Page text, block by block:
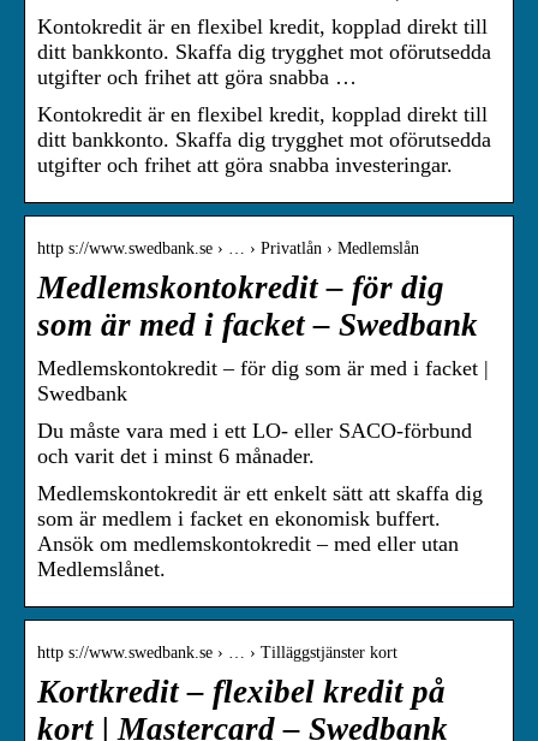
Kontokredit är en flexibel kredit, kopplad direkt till
ditt bankkonto. Skaffa dig trygghet mot oförutsedda
utgifter och frihet att göra snabba …
Kontokredit är en flexibel kredit, kopplad direkt till
ditt bankkonto. Skaffa dig trygghet mot oförutsedda
utgifter och frihet att göra snabba investeringar.
http s://www.swedbank.se › … › Privatlån › Medlemslån
Medlemskontokredit – för dig
som är med i facket – Swedbank
Medlemskontokredit – för dig som är med i facket |
Swedbank
Du måste vara med i ett LO- eller SACO-förbund
och varit det i minst 6 månader.
Medlemskontokredit är ett enkelt sätt att skaffa dig
som är medlem i facket en ekonomisk buffert.
Ansök om medlemskontokredit – med eller utan
Medlemslånet.
http s://www.swedbank.se › … › Tilläggstjänster kort
Kortkredit – flexibel kredit på
kort | Mastercard – Swedbank